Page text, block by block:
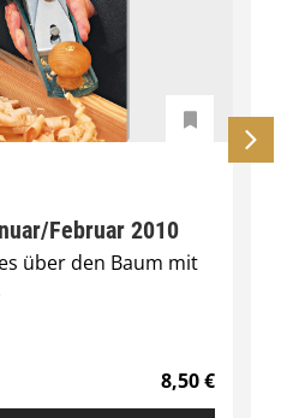
Februar 2010
über den Baum mit
8,50€